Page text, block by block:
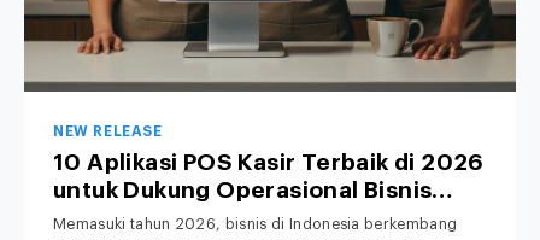
NEW RELEASE
10 Aplikasi POS Kasir Terbaik di 2026
untuk Dukung Operasional Bisnis
Anda
Memasuki tahun 2026, bisnis di Indonesia berkembang